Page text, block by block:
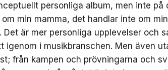
personliga album, men inte på
min mamma, det handlar inte om
är mer personliga upplevelser och
igenom i musikbranschen. Men även
från kampen och prövningarna och